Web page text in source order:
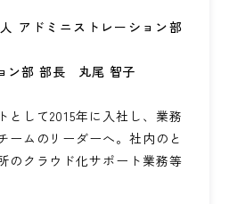
アドミニストレーション部
ン部 部長 丸尾 智子
として2015年に入社し、業務
ームのリーダーへ。社内のと
のクラウド化サポート業務等